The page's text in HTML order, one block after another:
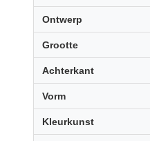
Ontwerp
Grootte
Achterkant
Vorm
Kleurkunst